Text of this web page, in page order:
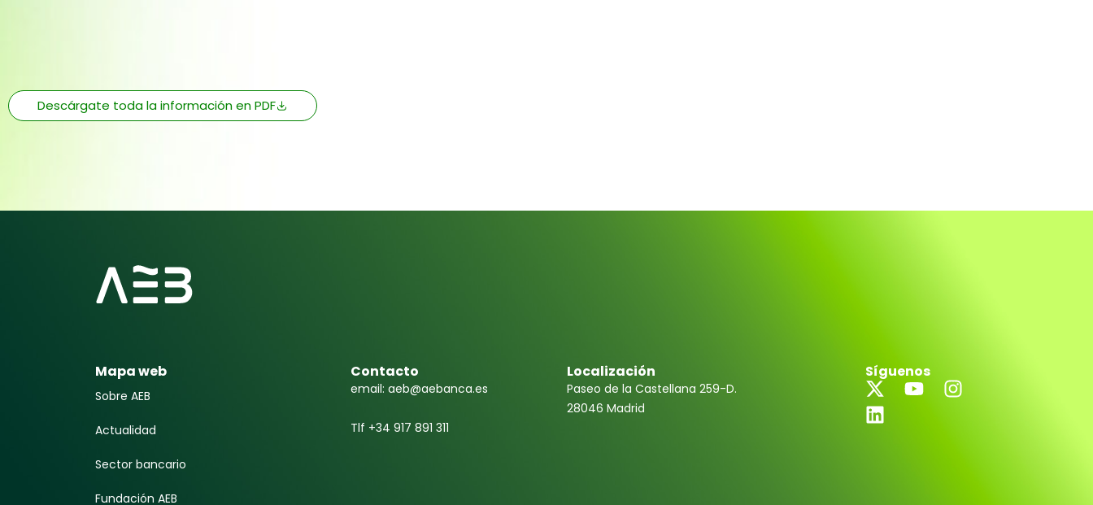
Descárgate toda la información en PDF
Mapa web
Sobre AEB
Actualidad
Sector bancario
Fundación AEB
Contacto
email: aeb@aebanca.es
Tlf +34 917 891 311
Localización
Paseo de la Castellana 259-D.
28046 Madrid
Síguenos